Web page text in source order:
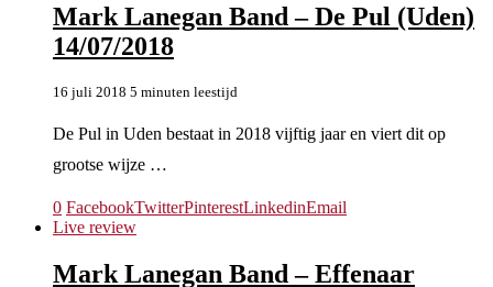
Mark Lanegan Band – De Pul (Uden)
14/07/2018
16 juli 2018 5 minuten leestijd
De Pul in Uden bestaat in 2018 vijftig jaar en viert dit op
grootse wijze …
0 FacebookTwitterPinterestLinkedinEmail
Live review
Mark Lanegan Band – Effenaar